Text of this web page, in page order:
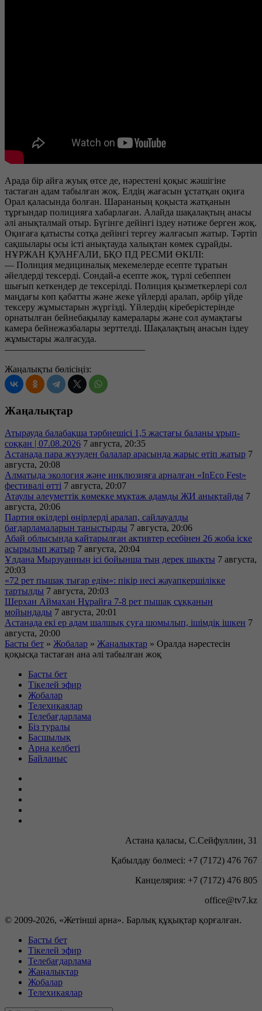
Арада бір айға жуық өтсе де, нәрестені қоқыс жәшігіне
тастаған адам табылған жоқ. Елдің жағасын ұстатқан оқиға
Орал қаласында болған. Шарананың қоқыста жатқанын
тұрғындар полицияға хабарлаған. Алайда шақалақтың анасы
әлі анықталмай отыр. Бүгінге дейінгі іздеу нәтиже берген жоқ.
Оқиғаға қатысты сотқа дейінгі тергеу жалғасып жатыр. Тәртіп
сақшылары осы істі анықтауда халықтан көмек сұрайды.
НҰРЖАН ҚУАНҒАЛИ, БҚО ПД РЕСМИ ӨКІЛІ:
— Полиция медициналық мекемелерде есепте тұратын
әйелдерді тексерді. Сондай-а есепте жоқ, түрлі себеппен
шығып кеткендер де тексерілді. Полиция қызметкерлері сол
маңдағы көп қабатты және жеке үйлерді аралап, әрбір үйде
тексеру жұмыстарын жүргізді. Үйлердің кіреберістерінде
орнатылған бейнебақылау камералары және сол аумақтағы
камера бейнежазбалары зерттелді. Шақалақтың анасын іздеу
жұмыстары жалғасуда.
———————————————
Жаңалықты бөлісіңіз:
Жаңалықтар
Атырауда балабақша тәрбиешісі 1,5 жастағы баланы ұрып-
соққан | 07.08.2026 7 августа, 20:35
Астанада пара жүзуден балалар арасында жарыс өтіп жатыр 7
августа, 20:08
Алматыда экология және инклюзияға арналған «InEco Fest»
фестивалі өтті 7 августа, 20:07
Атаулы әлеуметтік көмекке мұқтаж адамды ЖИ анықтайды 7
августа, 20:06
Партия өкілдері өңірлерді аралап, сайлауалды
бағдарламаларын таныстырды 7 августа, 20:06
Абай облысында қайтарылған активтер есебінен 26 жоба іске
асырылып жатыр 7 августа, 20:04
Ұлдана Мырзуанның ісі бойынша тың дерек шықты 7 августа,
20:03
«72 рет пышақ тығар едім»: пікір иесі жауапкершілікке
тартылды 7 августа, 20:03
Шерхан Аймахан Нұрайға 7-8 рет пышақ сұққанын
мойындады 7 августа, 20:01
Астанада екі ер адам шалшық суға шомылып, ішімдік ішкен 7
августа, 20:00
Басты бет » Жобалар » Жаңалықтар » Оралда нәрестесін
қоқысқа тастаған ана әлі табылған жоқ
Басты бет
Тікелей эфир
Жобалар
Телехикаялар
Телебағдарлама
Біз туралы
Басшылық
Арна келбеті
Байланыс
Астана қаласы, С.Сейфуллин, 31
Қабылдау бөлмесі: +7 (7172) 476 767
Канцелярия: +7 (7172) 476 805
office@tv7.kz
© 2009-2026, «Жетінші арна». Барлық құқықтар қорғалған.
Басты бет
Тікелей эфир
Телебағдарлама
Жаңалықтар
Жобалар
Телехикаялар